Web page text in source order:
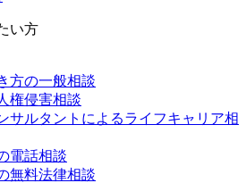
い方
方の一般相談
権侵害相談
サルタントによるライフキャリア相
電話相談
無料法律相談